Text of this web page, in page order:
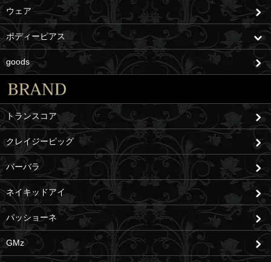
ウェア
ボディーピアス
goods
トランスコア
クレイジーピッグ
バーバラ
ネイキッドアイ
パッショーネ
GMz